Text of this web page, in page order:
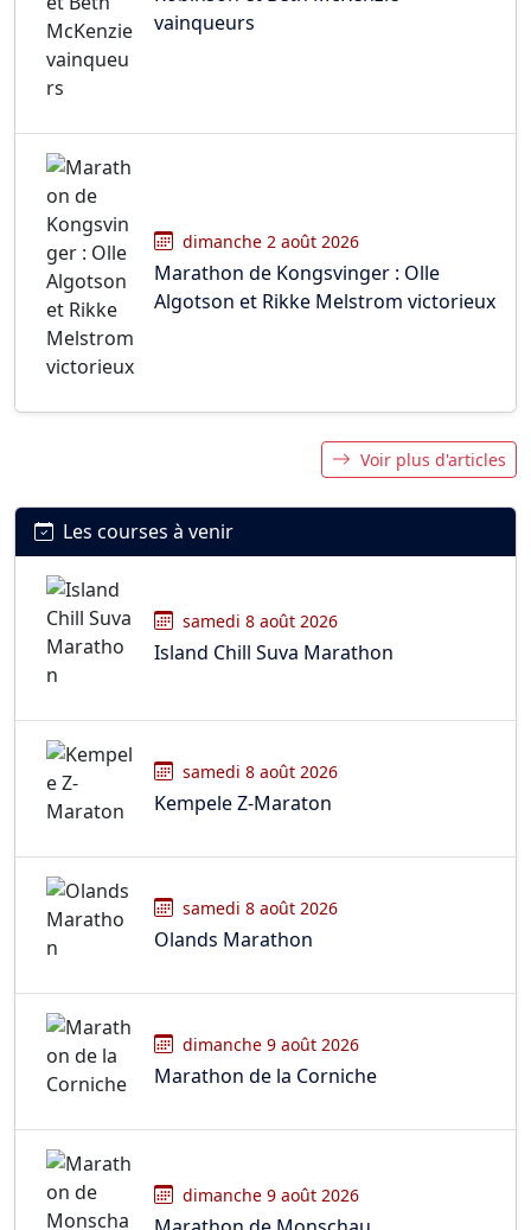
vainqueurs
dimanche 2 août 2026
Marathon de Kongsvinger : Olle
Algotson et Rikke Melstrom victorieux
Voir plus d'articles
Les courses à venir
samedi 8 août 2026
Island Chill Suva Marathon
samedi 8 août 2026
Kempele Z-Maraton
samedi 8 août 2026
Olands Marathon
dimanche 9 août 2026
Marathon de la Corniche
dimanche 9 août 2026